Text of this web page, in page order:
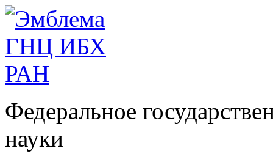
Федеральное
науки